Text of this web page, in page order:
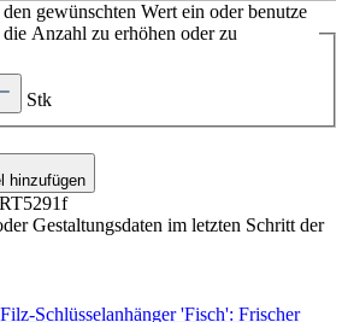
gewünschten Wert ein oder benutze
Anzahl zu erhöhen oder zu
Stk
hinzufügen
Gestaltungsdaten im letzten Schritt der
Filz-Schlüsselanhänger 'Fisch': Frischer